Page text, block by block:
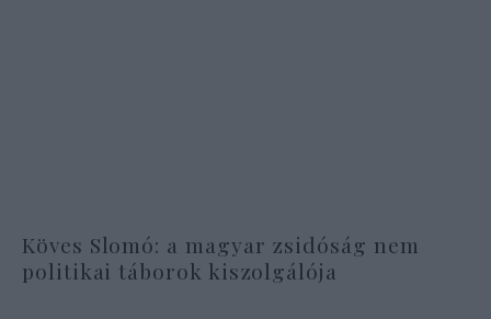
Köves Slomó: a magyar zsidóság nem
politikai táborok kiszolgálója